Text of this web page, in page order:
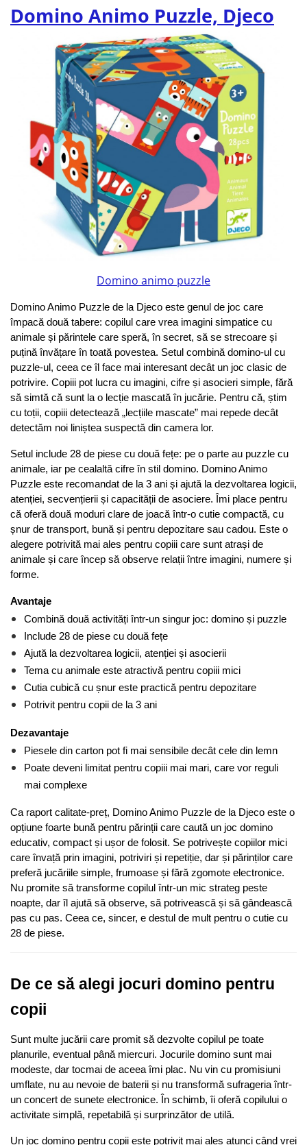
Domino Animo Puzzle, Djeco
Domino animo puzzle
Domino Animo Puzzle de la Djeco este genul de joc care
împacă două tabere: copilul care vrea imagini simpatice cu
animale și părintele care speră, în secret, să se strecoare și
puțină învățare în toată povestea. Setul combină domino-ul cu
puzzle-ul, ceea ce îl face mai interesant decât un joc clasic de
potrivire. Copiii pot lucra cu imagini, cifre și asocieri simple, fără
să simtă că sunt la o lecție mascată în jucărie. Pentru că, știm
cu toții, copiii detectează „lecțiile mascate” mai repede decât
detectăm noi liniștea suspectă din camera lor.
Setul include 28 de piese cu două fețe: pe o parte au puzzle cu
animale, iar pe cealaltă cifre în stil domino. Domino Animo
Puzzle este recomandat de la 3 ani și ajută la dezvoltarea logicii,
atenției, secvențierii și capacității de asociere. Îmi place pentru
că oferă două moduri clare de joacă într-o cutie compactă, cu
șnur de transport, bună și pentru depozitare sau cadou. Este o
alegere potrivită mai ales pentru copiii care sunt atrași de
animale și care încep să observe relații între imagini, numere și
forme.
Avantaje
Combină două activități într-un singur joc: domino și puzzle
Include 28 de piese cu două fețe
Ajută la dezvoltarea logicii, atenției și asocierii
Tema cu animale este atractivă pentru copiii mici
Cutia cubică cu șnur este practică pentru depozitare
Potrivit pentru copii de la 3 ani
Dezavantaje
Piesele din carton pot fi mai sensibile decât cele din lemn
Poate deveni limitat pentru copiii mai mari, care vor reguli
mai complexe
Ca raport calitate-preț, Domino Animo Puzzle de la Djeco este o
opțiune foarte bună pentru părinții care caută un joc domino
educativ, compact și ușor de folosit. Se potrivește copiilor mici
care învață prin imagini, potriviri și repetiție, dar și părinților care
preferă jucăriile simple, frumoase și fără zgomote electronice.
Nu promite să transforme copilul într-un mic strateg peste
noapte, dar îl ajută să observe, să potrivească și să gândească
pas cu pas. Ceea ce, sincer, e destul de mult pentru o cutie cu
28 de piese.
De ce să alegi jocuri domino pentru
copii
Sunt multe jucării care promit să dezvolte copilul pe toate
planurile, eventual până miercuri. Jocurile domino sunt mai
modeste, dar tocmai de aceea îmi plac. Nu vin cu promisiuni
umflate, nu au nevoie de baterii și nu transformă sufrageria într-
un concert de sunete electronice. În schimb, îi oferă copilului o
activitate simplă, repetabilă și surprinzător de utilă.
Un joc domino pentru copii este potrivit mai ales atunci când vrei